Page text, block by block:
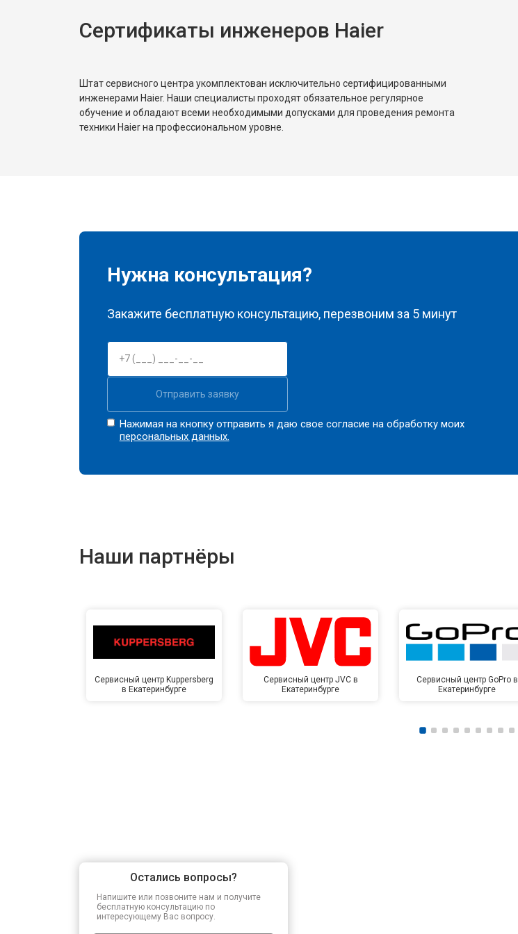
Сертификаты инженеров Haier
Штат сервисного центра укомплектован исключительно сертифицированными
инженерами Haier. Наши специалисты проходят обязательное регулярное
обучение и обладают всеми необходимыми допусками для проведения ремонта
техники Haier на профессиональном уровне.
Нужна консультация?
Закажите бесплатную консультацию, перезвоним за 5 минут
Отправить заявку
Нажимая на кнопку отправить я даю свое согласие на обработку моих
персональных данных.
Наши партнёры
Сервисный центр Kuppersberg
в Екатеринбурге
Сервисный центр JVC в
Екатеринбурге
Сервисный центр GoPro в
Екатеринбурге
Остались вопросы?
Напишите или позвоните нам и получите
бесплатную консультацию по
интересующему Вас вопросу.